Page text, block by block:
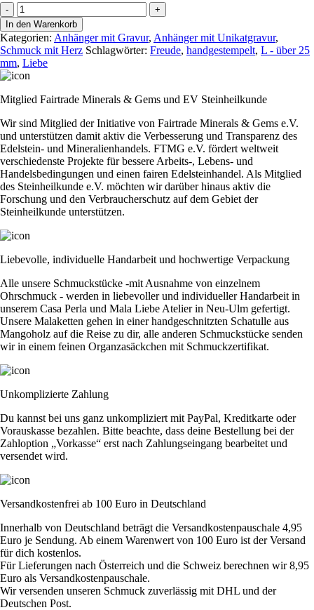
-
Stamp
it
"Herz
Lieblingsmensch"
Menge
+
In den Warenkorb
Kategorien: Anhänger mit Gravur, Anhänger mit Unikatgravur,
Schmuck mit Herz Schlagwörter: Freude, handgestempelt, L - über 25
mm, Liebe
Mitglied Fairtrade Minerals & Gems und EV Steinheilkunde
Wir sind Mitglied der Initiative von Fairtrade Minerals & Gems e.V.
und unterstützen damit aktiv die Verbesserung und Transparenz des
Edelstein- und Mineralienhandels. FTMG e.V. fördert weltweit
verschiedenste Projekte für bessere Arbeits-, Lebens- und
Handelsbedingungen und einen fairen Edelsteinhandel. Als Mitglied
des Steinheilkunde e.V. möchten wir darüber hinaus aktiv die
Forschung und den Verbraucherschutz auf dem Gebiet der
Steinheilkunde unterstützen.
Liebevolle, individuelle Handarbeit und hochwertige Verpackung
Alle unsere Schmuckstücke -mit Ausnahme von einzelnem
Ohrschmuck - werden in liebevoller und individueller Handarbeit in
unserem Casa Perla und Mala Liebe Atelier in Neu-Ulm gefertigt.
Unsere Malaketten gehen in einer handgeschnitzten Schatulle aus
Mangoholz auf die Reise zu dir, alle anderen Schmuckstücke senden
wir in einem feinen Organzasäckchen mit Schmuckzertifikat.
Unkomplizierte Zahlung
Du kannst bei uns ganz unkompliziert mit PayPal, Kreditkarte oder
Vorauskasse bezahlen. Bitte beachte, dass deine Bestellung bei der
Zahloption „Vorkasse“ erst nach Zahlungseingang bearbeitet und
versendet wird.
Versandkostenfrei ab 100 Euro in Deutschland
Innerhalb von Deutschland beträgt die Versandkostenpauschale 4,95
Euro je Sendung. Ab einem Warenwert von 100 Euro ist der Versand
für dich kostenlos.
Für Lieferungen nach Österreich und die Schweiz berechnen wir 8,95
Euro als Versandkostenpauschale.
Wir versenden unseren Schmuck zuverlässig mit DHL und der
Deutschen Post.